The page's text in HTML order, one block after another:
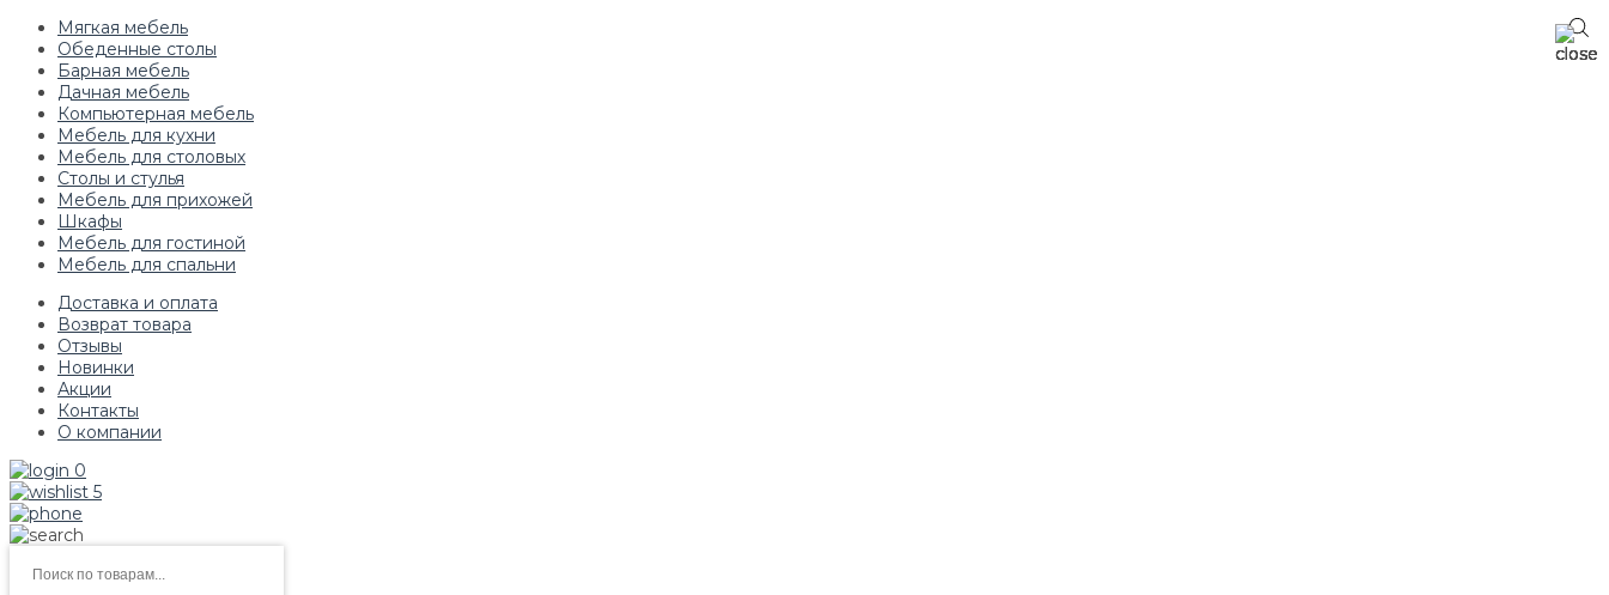
Мягкая мебель
Обеденные столы
Барная мебель
Дачная мебель
Компьютерная мебель
Мебель для кухни
Мебель для столовых
Столы и стулья
Мебель для прихожей
Шкафы
Мебель для гостиной
Мебель для спальни
Доставка и оплата
Возврат товара
Отзывы
Новинки
Акции
Контакты
О компании
0
5
товаров